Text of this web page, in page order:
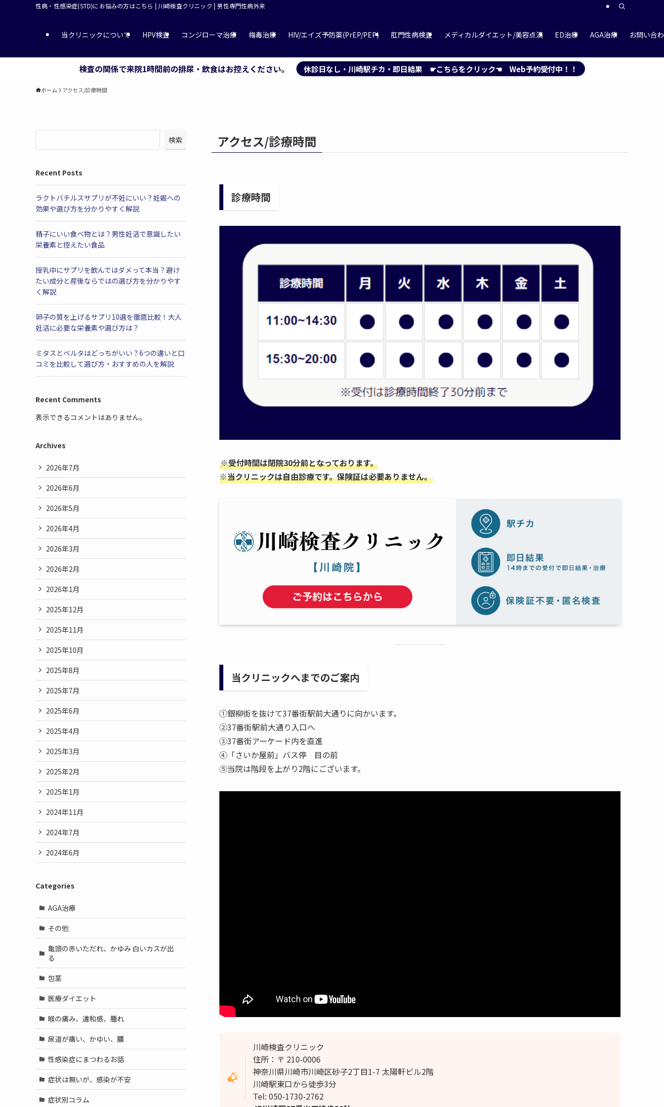
性病・性感染症(STD)にお悩みの方はこちら | 川崎検査クリニック | 男性専門性病外来
当クリニックについて HPV検査 コンジローマ治療 梅毒治療 HIV/エイズ予防薬(PrEP/PEP) 肛門性病検査 メディカルダイエット/美容点滴 ED治療 AGA治療 お問い合
検査の関係で来院1時間前の排尿・飲食はお控えください。 休診日なし・川崎駅チカ・即日結果 ☛こちらをクリック☚ Web予約受付中！！
ホーム アクセス/診療時間
アクセス/診療時間
診療時間
※受付時間は閉院30分前となっております。
※当クリニックは自由診療です。保険証は必要ありません。
当クリニックへまでのご案内
①銀柳街を抜けて37番街駅前大通りに向かいます。
②37番街駅前大通り入口へ
③37番街アーケード内を直進
④「さいか屋前」バス停 目の前
⑤当院は階段を上がり2階にございます。
川崎検査クリニック
住所：〒 210-0006
神奈川県川崎市川崎区砂子2丁目1-7 太陽軒ビル2階
川崎駅東口から徒歩3分
Tel: 050-1730-2762
検索
Recent Posts
ラクトバチルスサプリが不妊にいい？妊娠への
効果や選び方を分かりやすく解説
精子にいい食べ物とは？男性妊活で意識したい
栄養素と控えたい食品
授乳中にサプリを飲んではダメって本当？避け
たい成分と産後ならではの選び方を分かりやす
く解説
卵子の質を上げるサプリ10選を徹底比較！大人
妊活に必要な栄養素や選び方は？
ミタスとベルタはどっちがいい？6つの違いと口
コミを比較して選び方・おすすめの人を解説
Recent Comments
表示できるコメントはありません。
Archives
2026年7月
2026年6月
2026年5月
2026年4月
2026年3月
2026年2月
2026年1月
2025年12月
2025年11月
2025年10月
2025年8月
2025年7月
2025年6月
2025年4月
2025年3月
2025年2月
2025年1月
2024年11月
2024年7月
2024年6月
Categories
AGA治療
その他
亀頭の赤いただれ、かゆみ 白いカスが出
る
包茎
医療ダイエット
喉の痛み、違和感、腫れ
尿道が痛い、かゆい、膿
性感染症にまつわるお話
症状は無いが、感染が不安
症状別コラム